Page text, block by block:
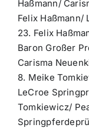
Haßmann/
Felix Haßmann/
23. Felix
Baron Großer
Carisma
8. Meike
LeCroe
Tomkiewicz/